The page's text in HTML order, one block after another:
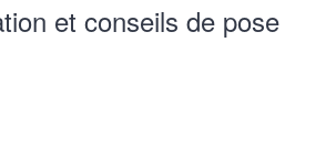
et conseils de pose